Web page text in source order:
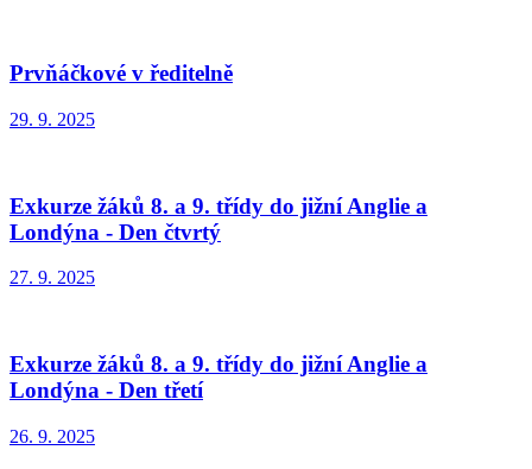
Prvňáčkové v ředitelně
29. 9. 2025
Exkurze žáků 8. a 9. třídy do jižní Anglie a
Londýna - Den čtvrtý
27. 9. 2025
Exkurze žáků 8. a 9. třídy do jižní Anglie a
Londýna - Den třetí
26. 9. 2025